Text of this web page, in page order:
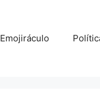
Emojiráculo